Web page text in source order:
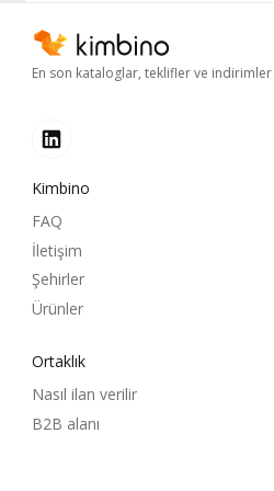
En son kataloglar, teklifler ve indirimler
Kimbino
FAQ
İletişim
Şehirler
Ürünler
Ortaklık
Nasıl ilan verilir
B2B alanı